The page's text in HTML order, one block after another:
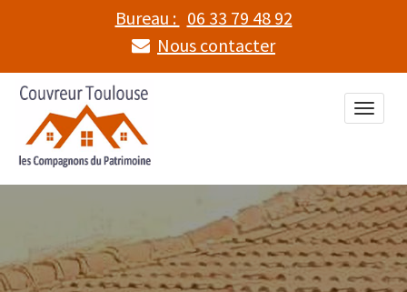
Bureau : 06 33 79 48 92
Nous contacter
Toggle